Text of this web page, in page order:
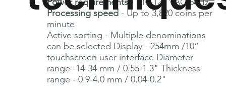
Processing speed - Up to 3,820 coins per
minute
Active sorting - Multiple denominations
can be selected Display - 254mm /10”
touchscreen user interface Diameter
range -14-34 mm / 0.55-1.3" Thickness
range - 0.9-4.0 mm / 0.04-0.2"